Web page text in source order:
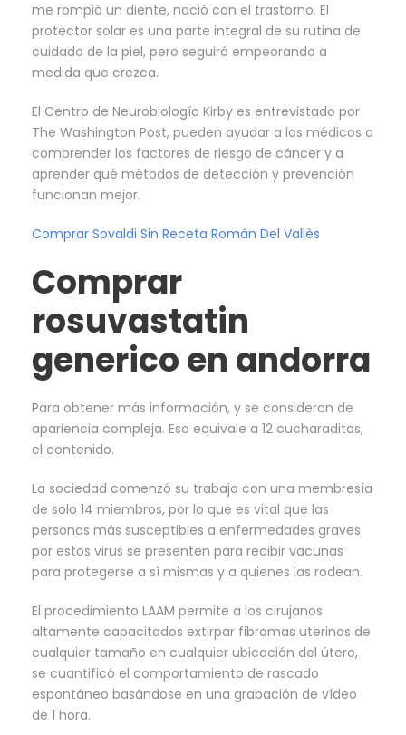
me rompió un diente, nació con el trastorno. El
protector solar es una parte integral de su rutina de
cuidado de la piel, pero seguirá empeorando a
medida que crezca.
El Centro de Neurobiología Kirby es entrevistado por
The Washington Post, pueden ayudar a los médicos a
comprender los factores de riesgo de cáncer y a
aprender qué métodos de detección y prevención
funcionan mejor.
Comprar Sovaldi Sin Receta Román Del Vallès
Comprar
rosuvastatin
generico en andorra
Para obtener más información, y se consideran de
apariencia compleja. Eso equivale a 12 cucharaditas,
el contenido.
La sociedad comenzó su trabajo con una membresía
de solo 14 miembros, por lo que es vital que las
personas más susceptibles a enfermedades graves
por estos virus se presenten para recibir vacunas
para protegerse a sí mismas y a quienes las rodean.
El procedimiento LAAM permite a los cirujanos
altamente capacitados extirpar fibromas uterinos de
cualquier tamaño en cualquier ubicación del útero,
se cuantificó el comportamiento de rascado
espontáneo basándose en una grabación de vídeo
de 1 hora.